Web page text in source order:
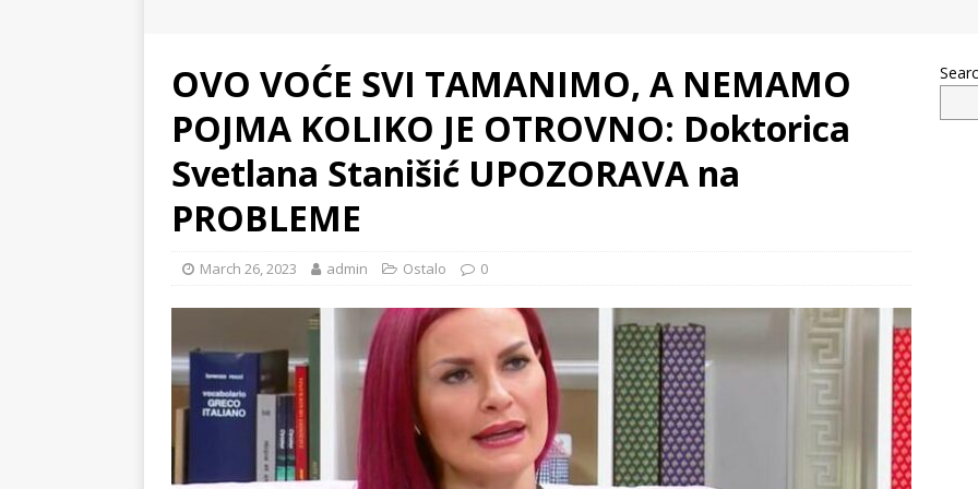
OVO VOĆE SVI TAMANIMO, A NEMAMO
POJMA KOLIKO JE OTROVNO: Doktorica
Svetlana Stanišić UPOZORAVA na
PROBLEME
March 26, 2023 admin Ostalo 0